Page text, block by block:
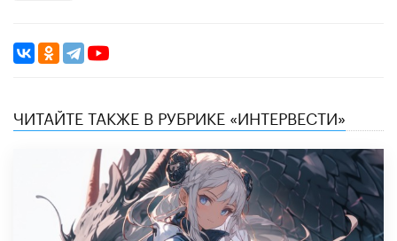
ЧИТАЙТЕ ТАКЖЕ В РУБРИКЕ «ИНТЕРВЕСТИ»